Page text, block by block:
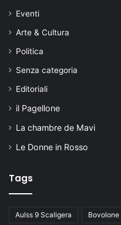
Eventi
Arte & Cultura
Politica
Senza categoria
Editoriali
il Pagellone
La chambre de Mavi
Le Donne in Rosso
Tags
Aulss 9 Scaligera Bovolone